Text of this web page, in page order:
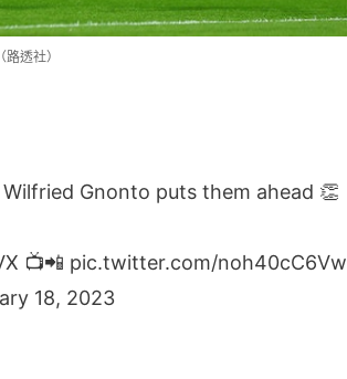
透社）
Wilfried Gnonto puts them ahead 👏
📺📲 pic.twitter.com/noh40cC6Vw
18, 2023